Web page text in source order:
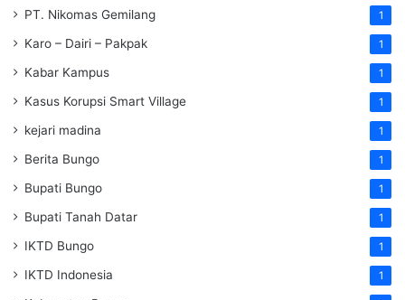
PT. Nikomas Gemilang 1
Karo – Dairi – Pakpak 1
Kabar Kampus 1
Kasus Korupsi Smart Village 1
kejari madina 1
Berita Bungo 1
Bupati Bungo 1
Bupati Tanah Datar 1
IKTD Bungo 1
IKTD Indonesia 1